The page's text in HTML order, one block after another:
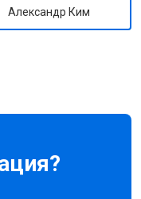
Александр Ким